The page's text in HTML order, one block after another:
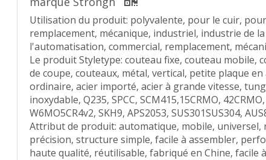
Utilisation du produit: polyvalente, pour le cuir,
remplacement, mécanique, industriel, industrie de
l'automatisation, commercial, remplacement,
Le produit Styletype: couteau fixe, couteau
de coupe, couteaux, métal, vertical, petite plaque
ordinaire, acier importé, acier à grande vitesse,
inoxydable, Q235, SPCC, SCM415,15CRMO,
W6MO5CR4v2, SKH9, APS2053, SUS301SUS304,
Attribut de produit: automatique, mobile,
précision, structure simple, facile à assembler,
haute qualité, réutilisable, fabriqué en Chine, facile